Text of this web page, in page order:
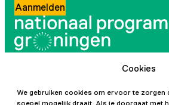
Cookies
We gebruiken cookies om ervoor te zorgen
soepel mogelijk draait. Als je doorgaat met
Aanmelden